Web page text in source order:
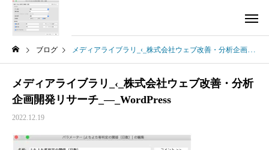
ブログ メディアライブラリ_‹_株式会社ウェブ改善・分析企画開発リサーチ_—_WordPress
メディアライブラリ_‹_株式会社ウェブ改善・分析
企画開発リサーチ_—_WordPress
2022.12.19